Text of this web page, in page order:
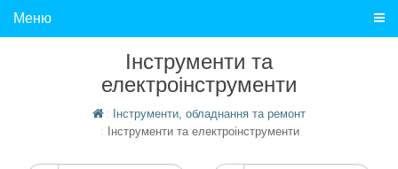
Меню
Інструменти та
електроінструменти
Інструменти, обладнання та ремонт
Інструменти та електроінструменти